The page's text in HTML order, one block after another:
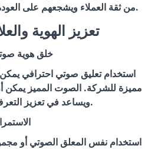
من ثقة العملاء ويشجعهم على العودة للتعامل مع الشركة مرة أخرى.
3. تعزيز الهوية
خلق هوية
استخدام تعليق صوتي احترافي
مميزة للشركة. الصوت المميز يمكن
ويساعد في تعزيز التعرف عليها بين الجمهور.
استخدام نفس المعلق الصوتي أو